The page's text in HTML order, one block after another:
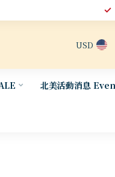
USD
北美活動消息